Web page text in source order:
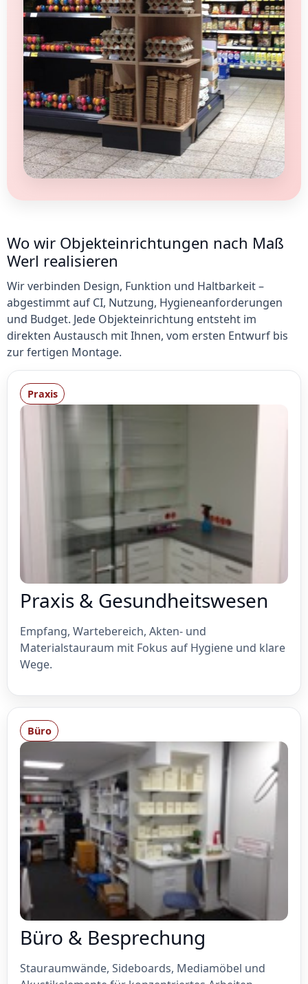
Wo wir Objekteinrichtungen nach Maß
Werl realisieren
Wir verbinden Design, Funktion und Haltbarkeit –
abgestimmt auf CI, Nutzung, Hygieneanforderungen
und Budget. Jede Objekteinrichtung entsteht im
direkten Austausch mit Ihnen, vom ersten Entwurf bis
zur fertigen Montage.
Praxis
Praxis & Gesundheitswesen
Empfang, Wartebereich, Akten- und
Materialstauraum mit Fokus auf Hygiene und klare
Wege.
Büro
Büro & Besprechung
Stauraumwände, Sideboards, Mediamöbel und